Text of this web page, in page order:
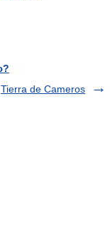
Tierra de Cameros